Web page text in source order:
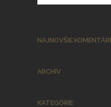
NAJNOVŠIE
ARCHÍV
KATEGÓRIE